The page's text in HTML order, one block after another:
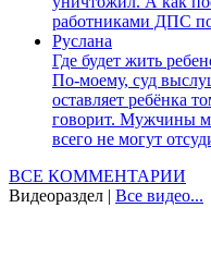
работниками ДПС
Руслана
Где будет жить
По-моему, суд
оставляет ребёнка
говорит. Мужчины
всего не могут
ВСЕ КОММЕНТАРИИ
Видеораздел | Все видео...